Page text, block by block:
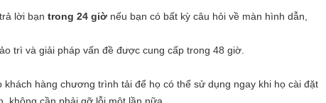
lời bạn trong 24 giờ nếu bạn có bất kỳ câu hỏi về màn hình dẫn,
trì và giải pháp vấn đề được cung cấp trong 48 giờ.
khách hàng chương trình tải để họ có thể sử dụng ngay khi họ cài đặt